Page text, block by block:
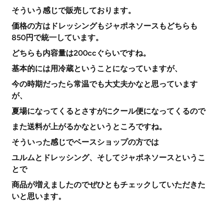
そういう感じで販売しております。
価格の方はドレッシングもジャポネソースもどちらも
850円で統一しています。
どちらも内容量は200ccぐらいですね。
基本的には用冷蔵ということになっていますが、
今の時期だったら常温でも大丈夫かなと思っています
が、
夏場になってくるとさすがにクール便になってくるので
また送料が上がるかなというところですね。
そういった感じでベースショップの方では
ユルムとドレッシング、そしてジャポネソースというこ
とで
商品が増えましたのでぜひともチェックしていただきた
いと思います。